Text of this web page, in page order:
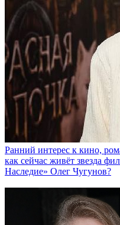
Ранний интерес к кино,
как сейчас живёт звезда
Наследие» Олег Чугунов?